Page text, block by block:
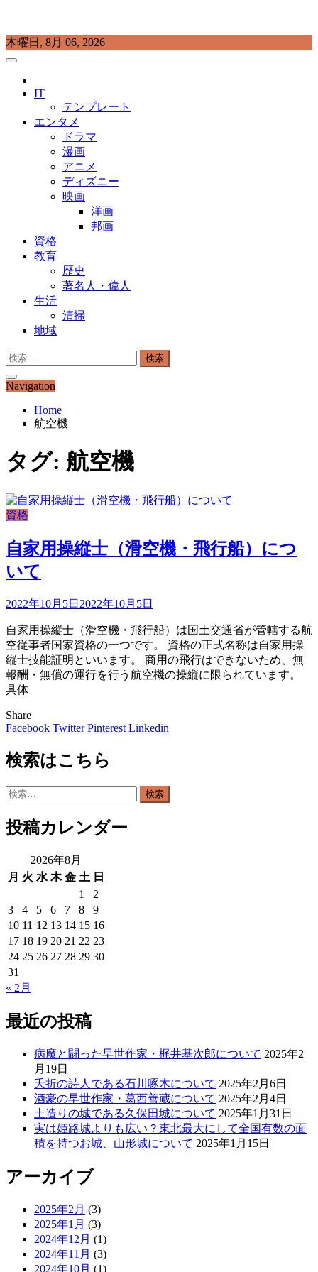
Skip
to
content
木曜日, 8月 06, 2026
IT
テンプレート
エンタメ
ドラマ
漫画
アニメ
ディズニー
映画
洋画
邦画
資格
教育
歴史
著名人・偉人
生活
清掃
地域
検
Navigation
Home
航空機
タグ: 航空機
資格
自家用操縦士（滑空機・飛行船）につ
いて
2022年10月5日 2022年10月5日
自家用操縦士（滑空機・飛行船）は国土交通省が管轄する航
空従事者国家資格の一つです。 資格の正式名称は自家用操
縦士技能証明といいます。 商用の飛行はできないため、無
報酬・無償の運行を行う航空機の操縦に限られています。
具体
Share
Facebook TwitterPinterest Linkedin
検索はこちら
検
投稿カレンダー
2026年8月
月 火 水 木 金 土 日
1
2
3
4 5 6 7 8
9
10 11 12 13 14 15 16
17 18 19 20 21 22 23
24 25 26 27 28 29 30
31
« 2月
最近の投稿
病魔と闘った早世作家・梶井基次郎について 2025年2
月19日
夭折の詩人である石川啄木について 2025年2月6日
酒豪の早世作家・葛西善蔵について 2025年2月4日
土造りの城である久保田城について 2025年1月31日
実は姫路城よりも広い？東北最大にして全国有数の面
積を持つお城、山形城について 2025年1月15日
アーカイブ
2025年2月 (3)
2025年1月 (3)
2024年12月 (1)
2024年11月 (3)
2024年10月 (1)